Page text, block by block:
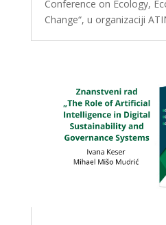
Conference on Ecology,
Change“, u organizaciji